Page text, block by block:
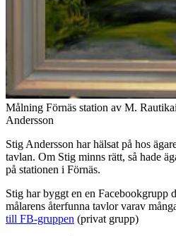
Målning Förnäs station av M.
Andersson
Stig Andersson har hälsat på hos
tavlan. Om Stig minns rätt, så hade
på stationen i Förnäs.
Stig har byggt en en Facebookgrupp
målarens återfunna tavlor varav
till FB-gruppen (privat grupp)